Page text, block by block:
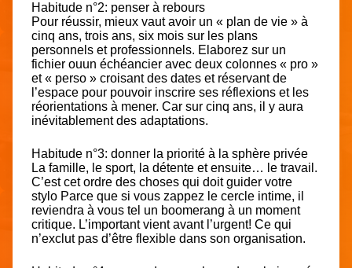
Habitude n°2: penser à rebours
Pour réussir, mieux vaut avoir un « plan de vie » à
cinq ans, trois ans, six mois sur les plans
personnels et professionnels. Elaborez sur un
fichier ouun échéancier avec deux colonnes « pro »
et « perso » croisant des dates et réservant de
l’espace pour pouvoir inscrire ses réflexions et les
réorientations à mener. Car sur cinq ans, il y aura
inévitablement des adaptations.
Habitude n°3: donner la priorité à la sphère privée
La famille, le sport, la détente et ensuite… le travail.
C’est cet ordre des choses qui doit guider votre
stylo Parce que si vous zappez le cercle intime, il
reviendra à vous tel un boomerang à un moment
critique. L’important vient avant l’urgent! Ce qui
n’exclut pas d’être flexible dans son organisation.